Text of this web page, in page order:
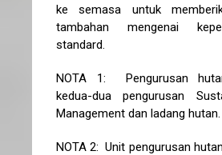
ke semasa untuk
tambahan mengenai
standard.
NOTA 1: Pengurusan
kedua-dua pengurusan
Management dan ladang hutan.
NOTA 2: Unit pengurusan